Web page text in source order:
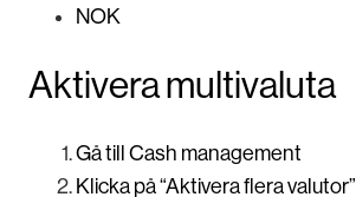
NOK
Aktivera multivaluta
Gå till Cash management
Klicka på “Aktivera flera valutor”